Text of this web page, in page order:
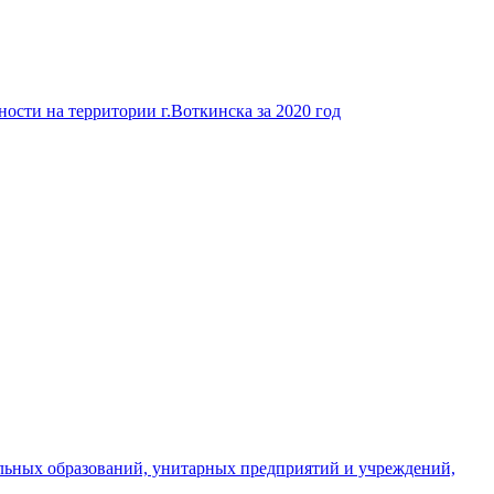
на территории г.Воткинска за 2020 год
образований, унитарных предприятий и учреждений,